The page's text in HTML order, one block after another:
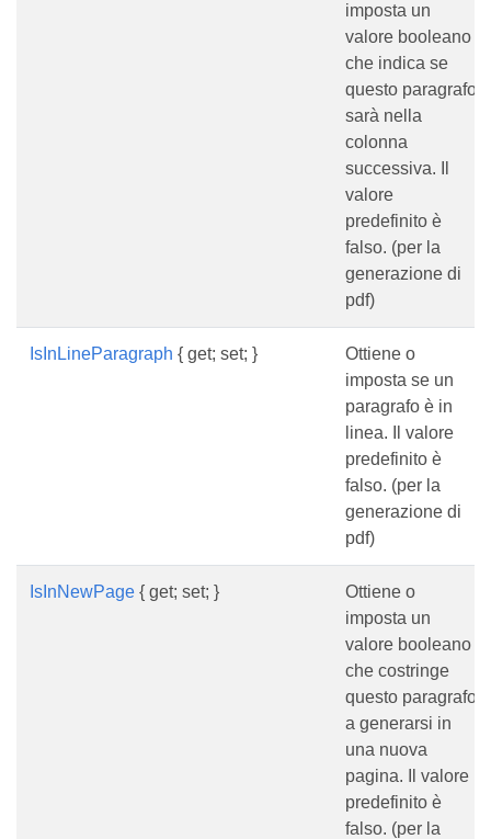
imposta un
valore booleano
che indica se
questo paragrafo
sarà nella
colonna
successiva. Il
valore
predefinito è
falso. (per la
generazione di
pdf)
IsInLineParagraph { get; set; }
Ottiene o
imposta se un
paragrafo è in
linea. Il valore
predefinito è
falso. (per la
generazione di
pdf)
IsInNewPage { get; set; }
Ottiene o
imposta un
valore booleano
che costringe
questo paragrafo
a generarsi in
una nuova
pagina. Il valore
predefinito è
falso. (per la